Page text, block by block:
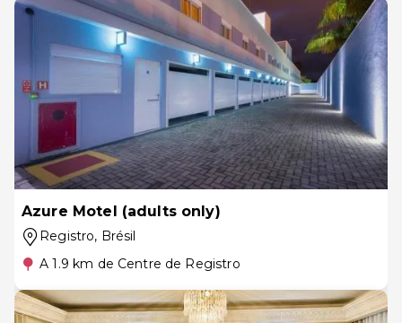
Azure Motel (adults only)
Registro, Brésil
A 1.9 km de Centre de Registro